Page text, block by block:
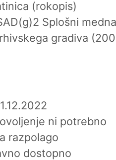
(rokopis)
Splošni
gradiva
ni potrebno
razpolago
dostopno